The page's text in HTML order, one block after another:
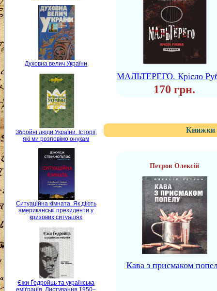
Духовна велич України
Збройні люди України. Історії,
які ми розповімо онукам
Ситуаційна кімната. Як діють
американські президенти у
кризових ситуаціях
Єжи Ґедройць та українська
МАЛЬТЕРЕГО. Крісло
170 грн.
Книжки
Петров Олексій
Кава з присмаком